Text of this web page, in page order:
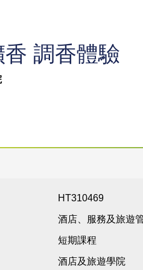
調香體驗
HT310469
酒店、服務及旅遊
短期課程
酒店及旅遊學院